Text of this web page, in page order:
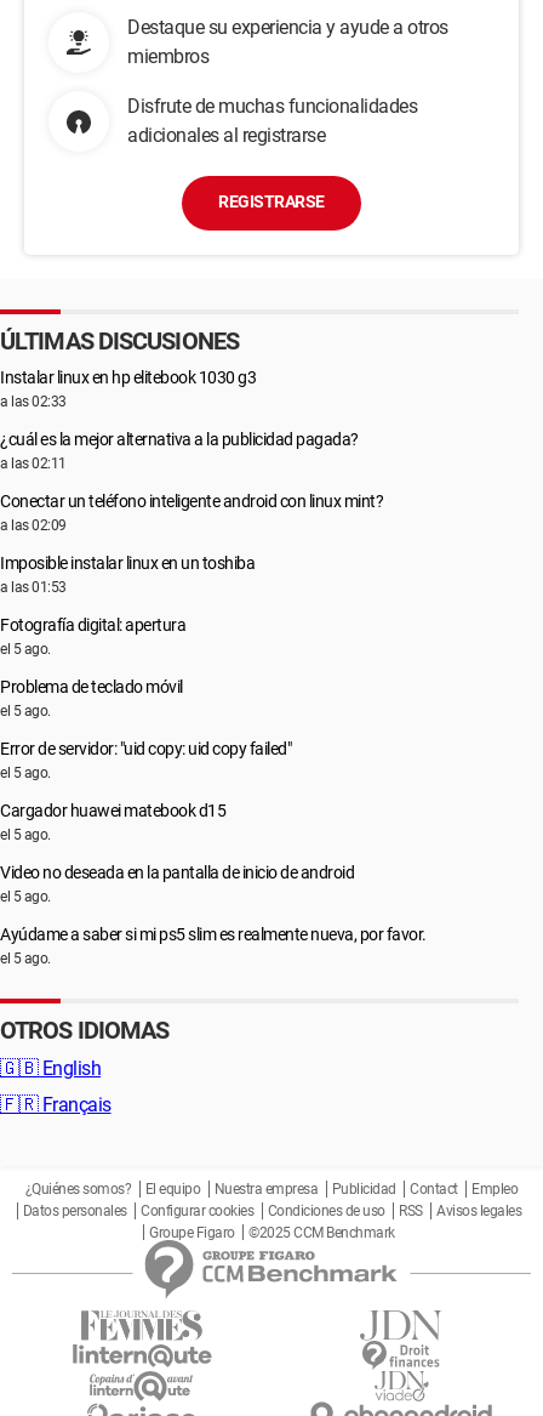
Destaque su experiencia y ayude a otros
miembros
Disfrute de muchas funcionalidades
adicionales al registrarse
REGISTRARSE
ÚLTIMAS DISCUSIONES
Instalar linux en hp elitebook 1030 g3
a las 02:33
¿cuál es la mejor alternativa a la publicidad pagada?
a las 02:11
Conectar un teléfono inteligente android con linux mint?
a las 02:09
Imposible instalar linux en un toshiba
a las 01:53
Fotografía digital: apertura
el 5 ago.
Problema de teclado móvil
el 5 ago.
Error de servidor: "uid copy: uid copy failed"
el 5 ago.
Cargador huawei matebook d15
el 5 ago.
Video no deseada en la pantalla de inicio de android
el 5 ago.
Ayúdame a saber si mi ps5 slim es realmente nueva, por favor.
el 5 ago.
OTROS IDIOMAS
🇬🇧 English
🇫🇷 Français
¿Quiénes somos? El equipo Nuestra empresa Publicidad Contact
Empleo
Datos personales
Configurar cookies Condiciones de uso RSS
Avisos legales
Groupe Figaro
©2025 CCM Benchmark